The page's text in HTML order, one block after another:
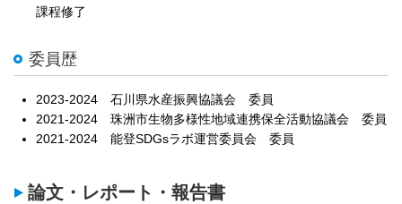
課程修了
委員歴
2023-2024 石川県水産振興協議会 委員
2021-2024 珠洲市生物多様性地域連携保全活動協議会 委員
2021-2024 能登SDGsラボ運営委員会 委員
論文・レポート・報告書